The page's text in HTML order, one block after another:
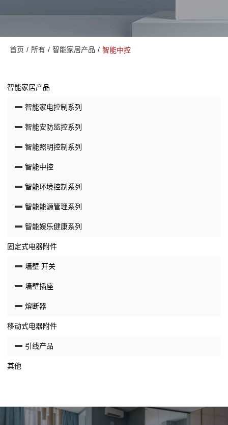
首页 / 所有 / 智能家居产品 / 智能中控
智能家居产品
智能家电控制系列
智能安防监控系列
智能照明控制系列
智能中控
智能环境控制系列
智能能源管理系列
智能娱乐健康系列
固定式电器附件
墙壁 开关
墙壁插座
熔断器
移动式电器附件
引线产品
其他